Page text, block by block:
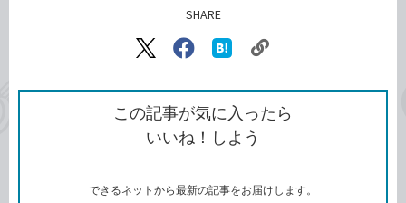
SHARE
X（旧
で
シ
ェ
ア
Facebook
シ
ェ
ア
な
ッ
ク
ク
ク
を
コ
この記事が気に入ったら
いいね！しよう
できるネットから最新の記事をお届けします。